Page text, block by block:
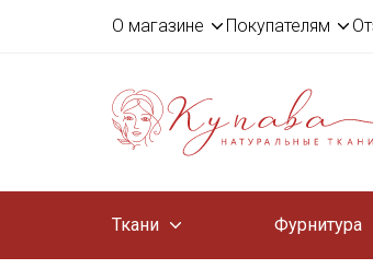
О магазине Покупателям
Ткани Фурнитура